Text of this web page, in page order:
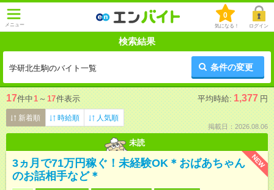
メニュー
0
気になる！ ログイン
検索結果
学研北生駒のバイト一覧 条件の変更
17件中1 ～ 17件表示 平均時給: 1,377 円
新着順 時給順 人気順
掲載日：2026.08.06
未読
NEW
3ヵ月で71万円稼ぐ！未経験OK＊おばあちゃん
のお話相手など＊